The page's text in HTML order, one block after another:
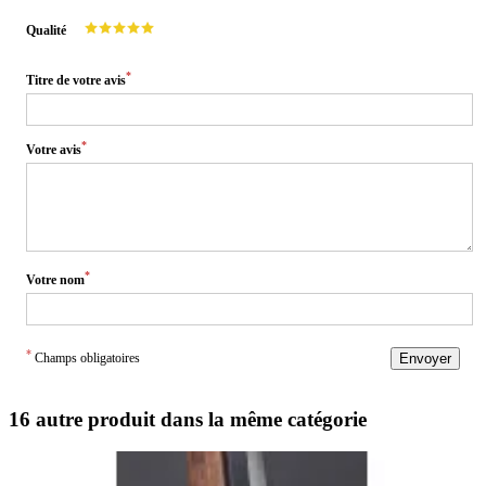
Qualité
Titre de votre avis*
Votre avis*
Votre nom*
* Champs obligatoires Envoyer
16 autre produit dans la même catégorie